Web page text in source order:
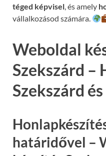
téged képvisel, és amely
vállalkozásod számára.
Weboldal
Szekszárd –
Szekszárd
határidővel –